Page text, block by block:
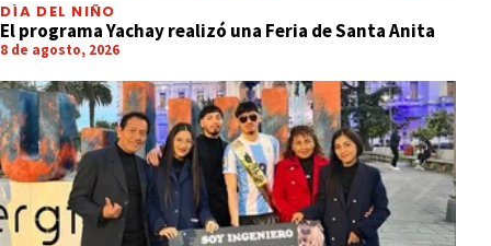
DÍA DEL NIÑO
El programa Yachay realizó una Feria de Santa Anita
8 de agosto, 2026